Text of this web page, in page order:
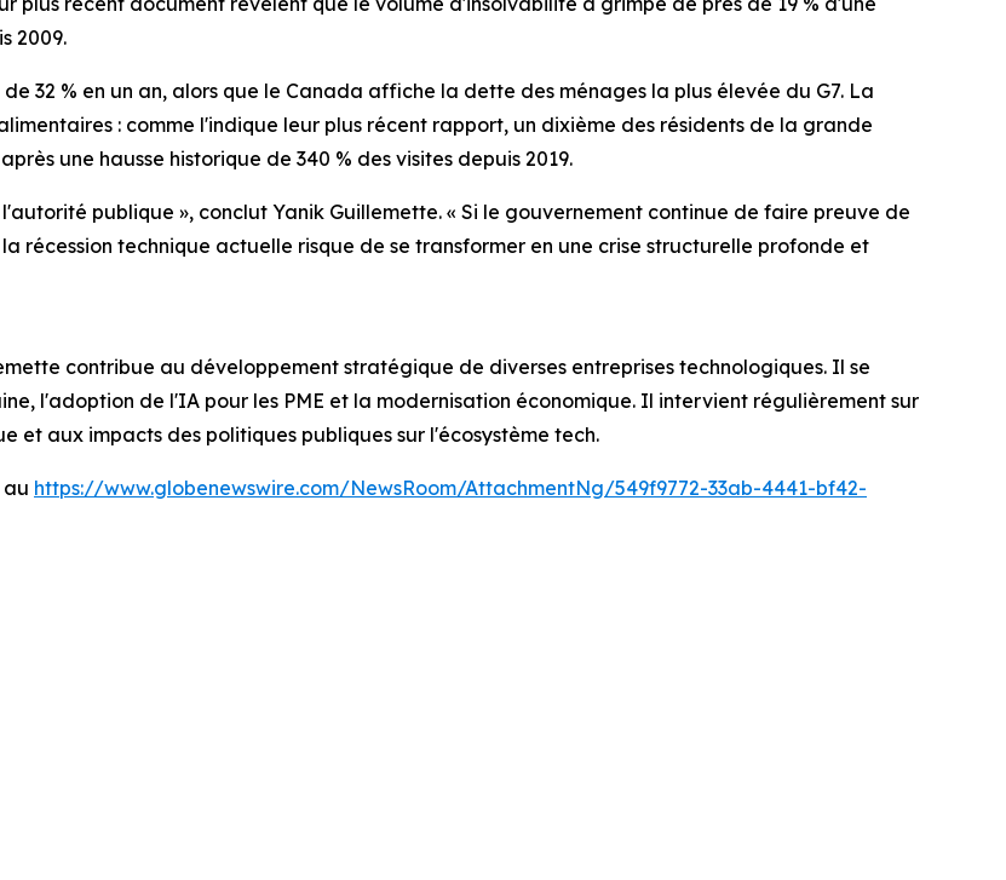
2009.
32 % en un an, alors que le Canada affiche la dette des ménages la plus élevée du G7. La
: comme l'indique leur plus récent rapport, un dixième des résidents de la grande
une hausse historique de 340 % des visites depuis 2019.
publique », conclut Yanik Guillemette. « Si le gouvernement continue de faire preuve de
récession technique actuelle risque de se transformer en une crise structurelle profonde et
contribue au développement stratégique de diverses entreprises technologiques. Il se
l'adoption de l'IA pour les PME et la modernisation économique. Il intervient régulièrement sur
et aux impacts des politiques publiques sur l'écosystème tech.
au https://www.globenewswire.com/NewsRoom/AttachmentNg/549f9772-33ab-4441-bf42-